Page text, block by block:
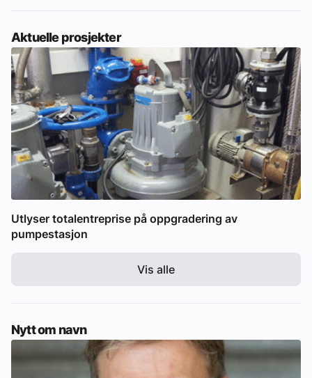
Aktuelle prosjekter
Utlyser totalentreprise på oppgradering av
pumpestasjon
Vis alle
Nytt om navn